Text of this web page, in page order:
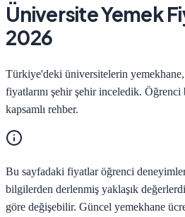
Üniversite Yemek
2026
Türkiye'deki üniversitelerin yemekhane,
fiyatlarını şehir şehir inceledik.
kapsamlı rehber.
Bu sayfadaki fiyatlar öğrenci
bilgilerden derlenmiş yaklaşık
göre değişebilir. Güncel yemekhane